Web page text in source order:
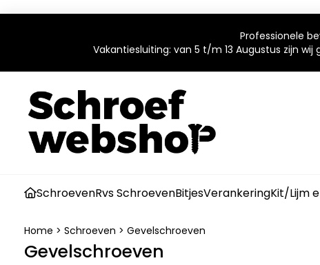
Professionele
Vakantiesluiting: van 5 t/m 13 Augustus zijn
SchroevenRvs SchroevenBitjesVerankeringKit/Lijm
Home > Schroeven > Gevelschroeven
Gevelschroeven